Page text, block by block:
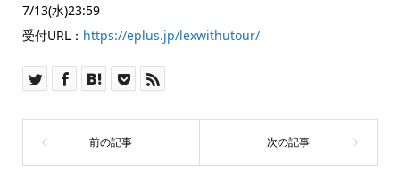
7/13(水)23:59
受付URL： https://eplus.jp/lexwithutour/